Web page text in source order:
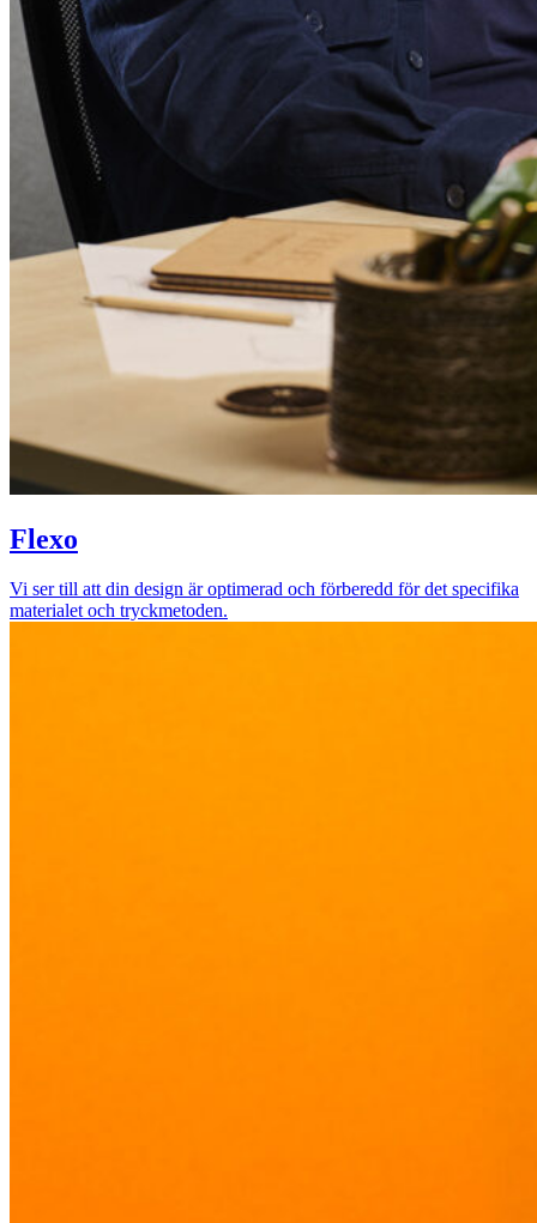
Flexo
Vi ser till att din design är optimerad och förberedd för det specifika
materialet och tryckmetoden.